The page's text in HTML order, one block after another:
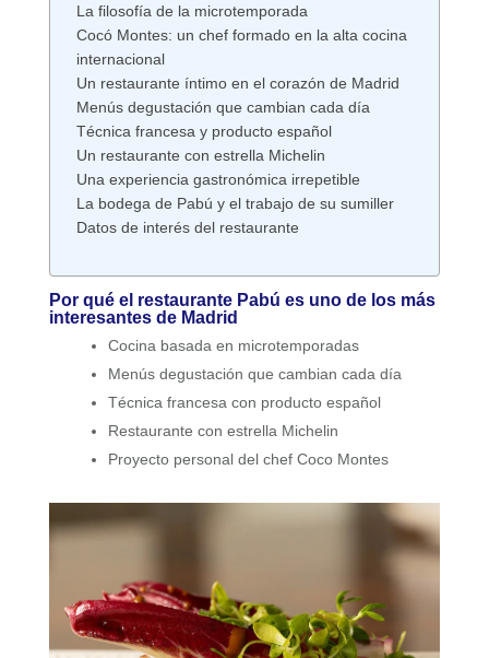
La filosofía de la microtemporada
Cocó Montes: un chef formado en la alta cocina
internacional
Un restaurante íntimo en el corazón de Madrid
Menús degustación que cambian cada día
Técnica francesa y producto español
Un restaurante con estrella Michelin
Una experiencia gastronómica irrepetible
La bodega de Pabú y el trabajo de su sumiller
Datos de interés del restaurante
Por qué el restaurante Pabú es uno de los más
interesantes de Madrid
Cocina basada en microtemporadas
Menús degustación que cambian cada día
Técnica francesa con producto español
Restaurante con estrella Michelin
Proyecto personal del chef Coco Montes